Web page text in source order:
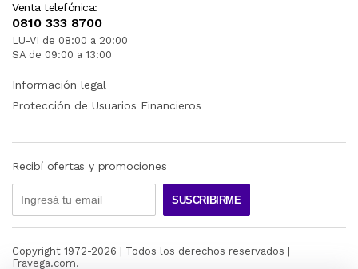
Venta telefónica:
0810 333 8700
LU-VI de 08:00 a 20:00
SA de 09:00 a 13:00
Información legal
Protección de Usuarios Financieros
Recibí ofertas y promociones
SUSCRIBIRME
Copyright 1972-2026 | Todos los derechos reservados |
Fravega.com.